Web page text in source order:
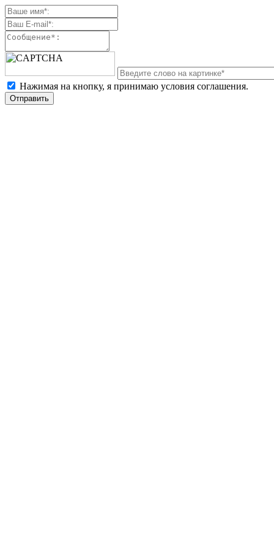
Нажимая на кнопку, я принимаю условия соглашения.